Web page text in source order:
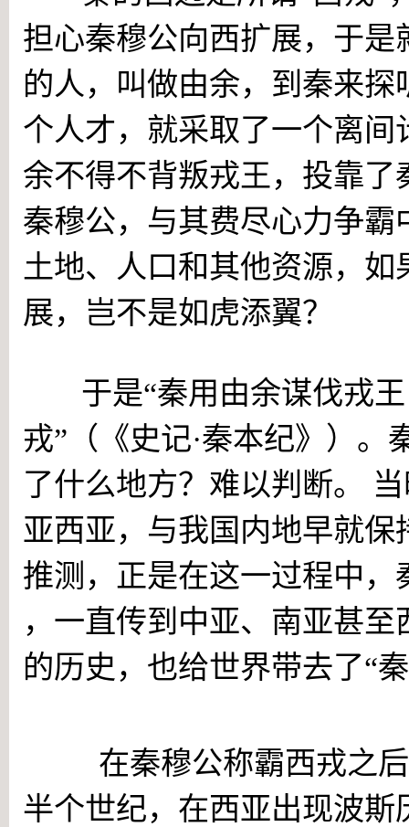
担心秦穆公向西扩展，于
的人，叫做由余，到秦来
个人才，就采取了一个离
余不得不背叛戎王，投靠
秦穆公，与其费尽心力争
土地、人口和其他资源，
展，岂不是如虎添翼？
于是“秦用由余谋伐戎
戎”（《史记·秦本纪》）。
了什么地方？难以判断。
亚西亚，与我国内地早就
推测，正是在这一过程中
，一直传到中亚、南亚甚
的历史，也给世界带去了“
在秦穆公称霸西戎之
半个世纪，在西亚出现波斯